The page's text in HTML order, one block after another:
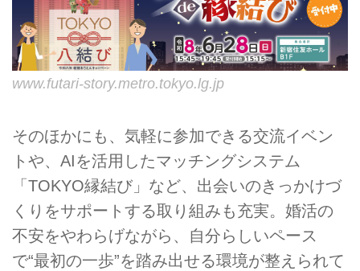
www.futari-story.metro.tokyo.lg.jp
そのほかにも、気軽に参加できる交流イベン
トや、AIを活用したマッチングシステム
「TOKYO縁結び」など、出会いのきっかけづ
くりをサポートする取り組みも充実。婚活の
不安をやわらげながら、自分らしいペース
で“最初の一歩”を踏み出せる環境が整えられて